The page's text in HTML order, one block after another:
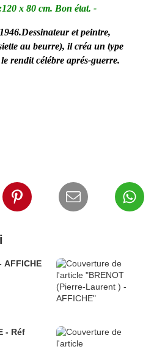
x 80 cm. Bon état. -
et peintre,
au beurre), il créa un type
rendit célébre aprés-guerre.
AFFICHE
- Réf